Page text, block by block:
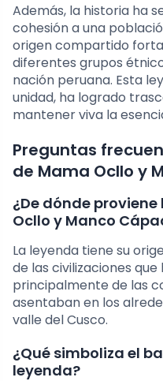
Además, la historia ha
cohesión a una
origen compartido
diferentes grupos
nación peruana. Esta
unidad, ha logrado
mantener viva la
Preguntas
de Mama Ocllo y
¿De dónde
Ocllo y Manco
La leyenda tiene su
de las civilizaciones
principalmente de las
asentaban en los
valle del Cusco.
¿Qué simboliza el
leyenda?